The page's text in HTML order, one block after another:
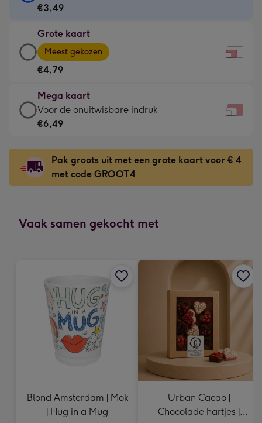
kaart
€3,49
-
Voor
kleine
gelukwens
-
160
x
120
mm
€3,49
Grote kaart
Grote
kaart
-
€4,79
-
Meest
gekozen
Dimensions:
231
x
Meest gekozen
€4,79
Mega kaart
Mega
kaart
€6,49
-
Voor
indruk
241
mm
Voor de onuitwisbare indruk
€6,49
Pak groots uit met een grote kaart voor € 4
met code GROOT4
Vaak samen gekocht met
Blond Amsterdam | Mok
| Hug in a Mug
Urban Cacao |
Chocolade hartjes |